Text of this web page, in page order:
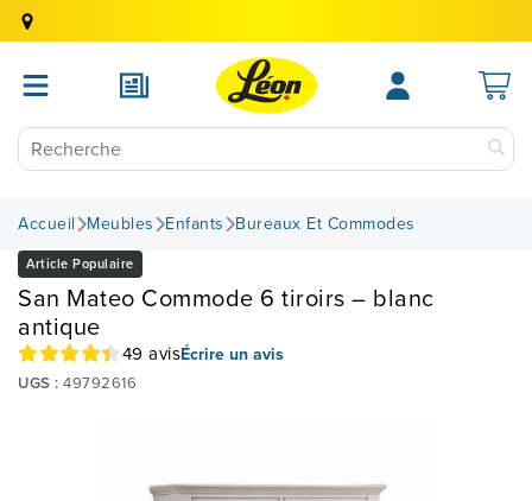
Accueil Meubles Enfants Bureaux Et Commodes
Article Populaire
San Mateo Commode 6 tiroirs – blanc
antique
49 avisÉcrire un avis
UGS : 49792616